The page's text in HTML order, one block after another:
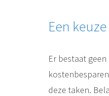
Een
Er bestaat
deze taken.